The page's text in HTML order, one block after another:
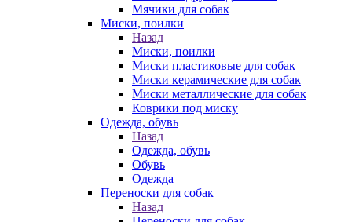
Мячики для собак
Миски, поилки
Назад
Миски, поилки
Миски пластиковые для собак
Миски керамические для собак
Миски металлические для собак
Коврики под миску
Одежда, обувь
Назад
Одежда, обувь
Обувь
Одежда
Переноски для собак
Назад